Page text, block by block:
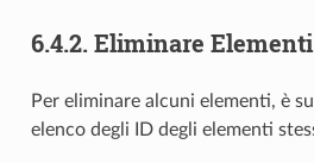
6.4.2. Eliminare Elementi
Per eliminare alcuni elementi, è
elenco degli ID degli elementi